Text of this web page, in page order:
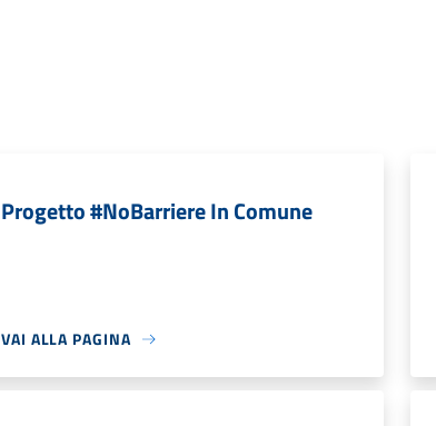
Progetto #NoBarriere In Comune
VAI ALLA PAGINA